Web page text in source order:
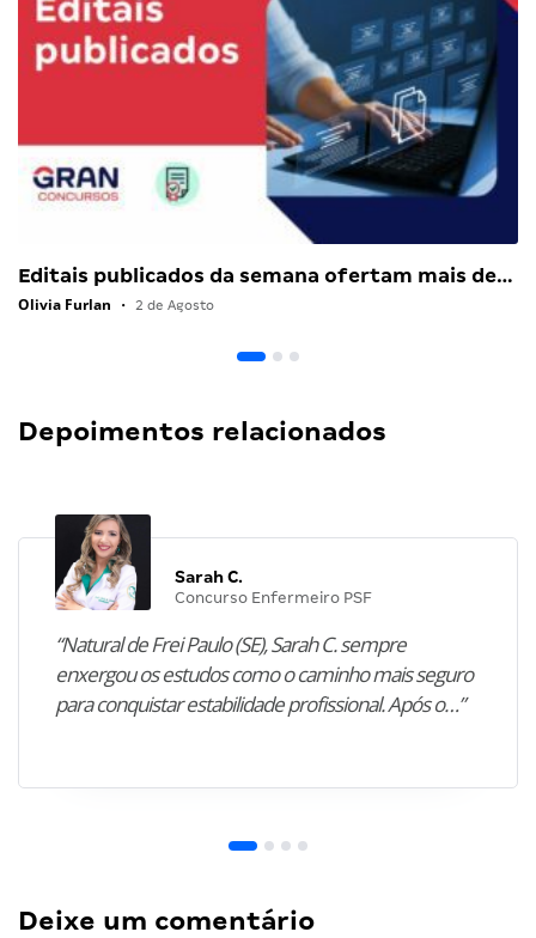
Editais publicados da semana ofertam mais de…
Olivia Furlan • 2 de Agosto
Depoimentos relacionados
Sarah C.
Concurso Enfermeiro PSF
“Natural de Frei Paulo (SE), Sarah C. sempre
enxergou os estudos como o caminho mais seguro
para conquistar estabilidade profissional. Após o…”
Deixe um comentário